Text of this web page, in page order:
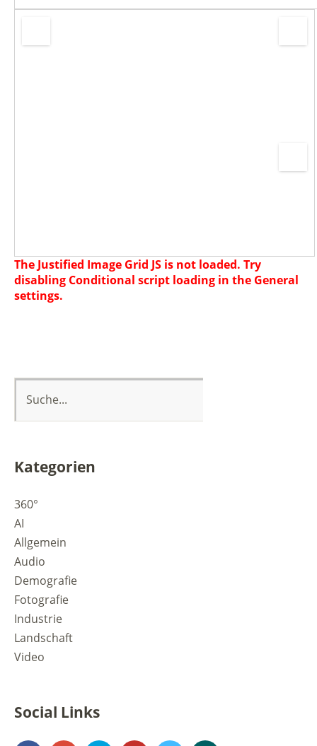
The Justified Image Grid JS is not loaded. Try
disabling Conditional script loading in the General
settings.
Kategorien
360°
AI
Allgemein
Audio
Demografie
Fotografie
Industrie
Landschaft
Video
Social Links